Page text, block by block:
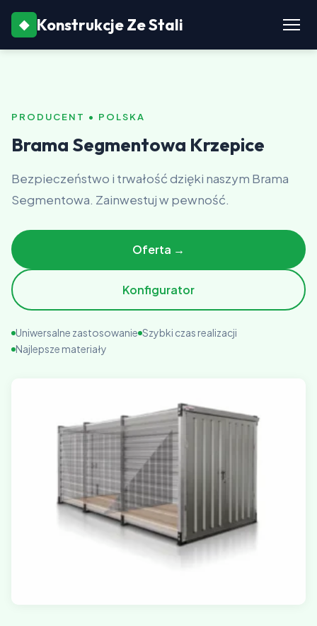
◆ Konstrukcje Ze Stali
PRODUCENT • POLSKA
Brama Segmentowa Krzepice
Bezpieczeństwo i trwałość dzięki naszym Brama
Segmentowa. Zainwestuj w pewność.
Oferta →
Konfigurator
Uniwersalne zastosowanie Szybki czas realizacji
Najlepsze materiały